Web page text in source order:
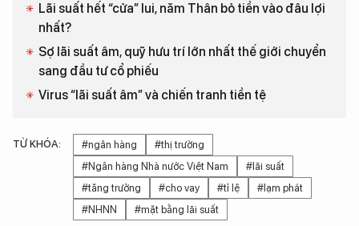
Lãi suất hết “cửa” lui, năm Thân bỏ tiền vào đâu lợi
nhất?
Sợ lãi suất âm, quỹ hưu trí lớn nhất thế giới chuyển
sang đầu tư cổ phiếu
Virus “lãi suất âm” và chiến tranh tiền tệ
TỪ KHÓA: #ngân hàng
#thị trường
#Ngân hàng Nhà nước Việt Nam
#lãi suất
#tăng trưởng
#cho vay #tỉ lệ
#lạm phát
#NHNN
#mặt bằng lãi suất